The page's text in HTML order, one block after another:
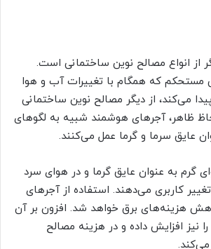
از انواع مصالح نوین ساختمانی است.
مستحکم که همگام با تغییرات آب‌ و هوا
می‌کند، از دیگر مصالح نوین ساختمانی
ظاهر، آجرهای هوشمند شبیه به لگوهای
عایق سرما و گرما عمل می‌کنند.
گرم به عنوان عایق گرما و در هوای سرد
کاربری می‌دهند. استفاده از آجرهای
هزینه‌‌های برق خواهد شد. افزون بر آن
افزایش داده و در هزینه مصالح